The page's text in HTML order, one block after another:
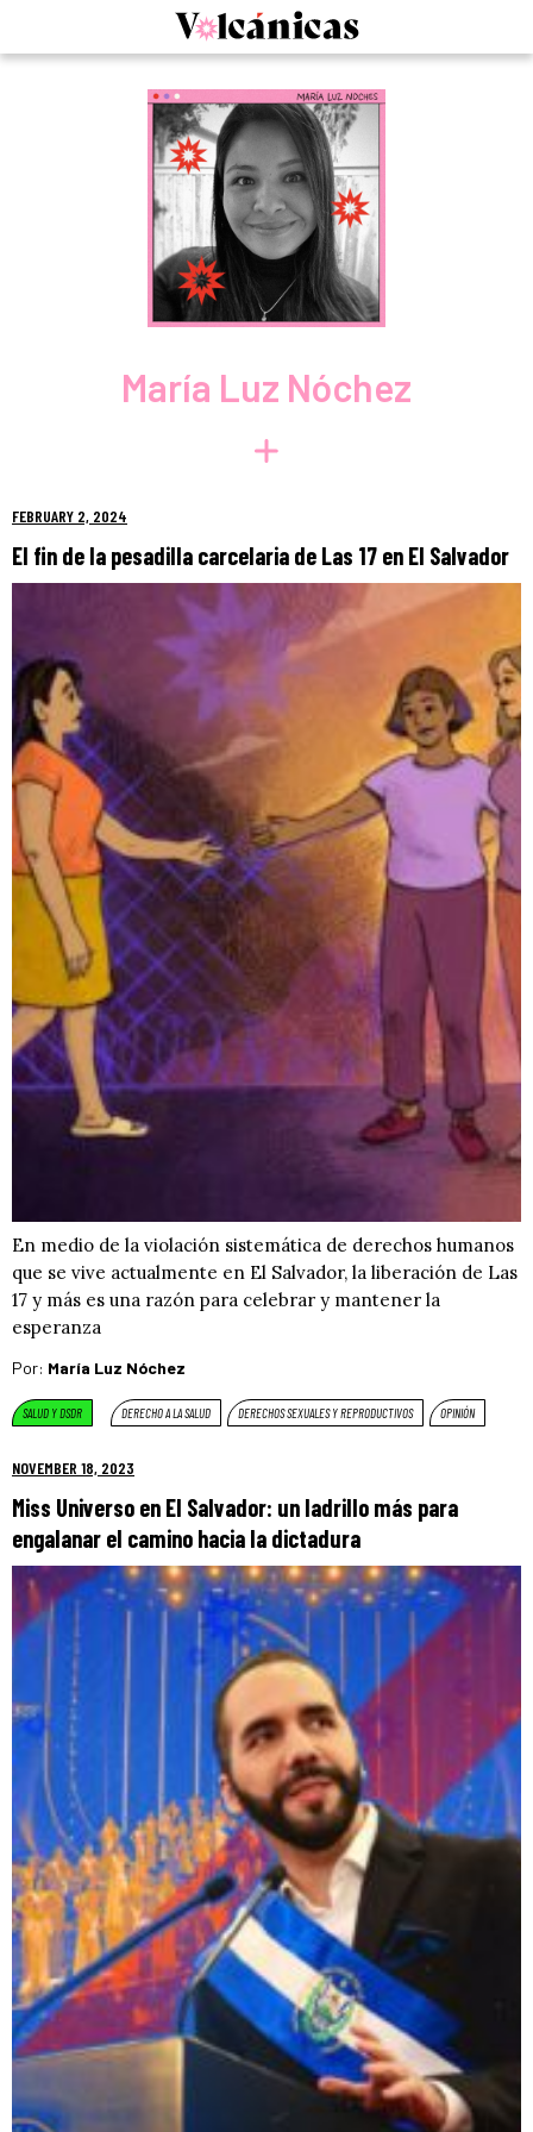
María Luz Nóchez
FEBRUARY 2, 2024
El fin de la pesadilla carcelaria de Las 17 en El Salvador
En medio de la violación sistemática de derechos humanos
que se vive actualmente en El Salvador, la liberación de Las
17 y más es una razón para celebrar y mantener la
esperanza
Por: María Luz Nóchez
SALUD Y DSDR DERECHO A LA SALUD DERECHOS SEXUALES Y REPRODUCTIVOS OPINIÓN
NOVEMBER 18, 2023
Miss Universo en El Salvador: un ladrillo más para
engalanar el camino hacia la dictadura